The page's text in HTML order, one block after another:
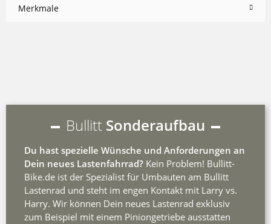
Merkmale
Bullitt Sonderaufbau
Du hast spezielle Wünsche und Anforderungen an
Dein neues Lastenfahrrad? Kein Problem! Bullitt-
Bike.de ist der Spezialist für Umbauten am Bullitt
Lastenrad und steht im engen Kontakt mit Larry vs.
Harry. Wir können Dein neues Lastenrad exklusiv
zum Beispiel mit einem Piniongetriebe ausstatten